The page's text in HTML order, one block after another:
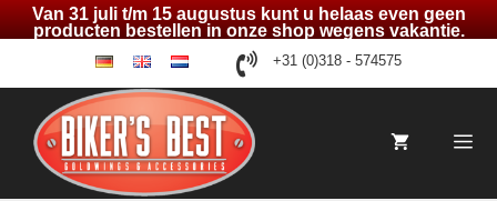
Van 31 juli t/m 15 augustus kunt u helaas even geen
producten bestellen in onze shop wegens vakantie.
inhoud
de en nl +31 (0)318 - 574575